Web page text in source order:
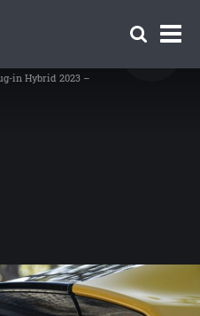
2023 -
in Hybrid 2023 –